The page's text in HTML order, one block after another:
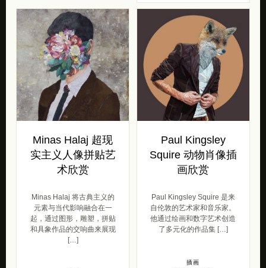
Minas Halaj 超现
实主义人像拼贴艺
术欣赏
Minas Halaj 将古典主义的
元素与当代影响融合在一
起，通过图形，雕塑，拼​​贴
和具象作品的交响曲来展现
[…]
Paul Kingsley
Squire 动物肖像插
画欣赏
Paul Kingsley Squire 是来
自伦敦的艺术家和音乐家。
他通过绘画和数字艺术创造
了多元化的作品集 […]
插画